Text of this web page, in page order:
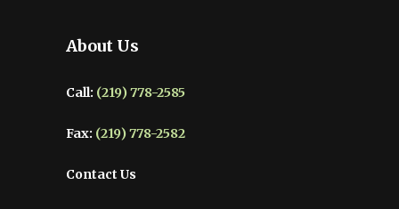
About Us
Call: (219) 778-2585
Fax: (219) 778-2582
Contact Us